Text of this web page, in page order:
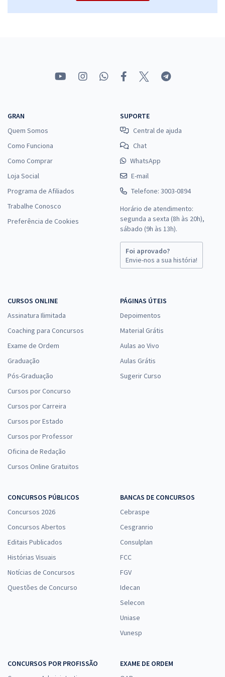
Economize R$ 39,96 (-20%)
DPE MS - Defensoria Pública do Estado de Mato Grosso do Sul -
R$23,33
Economize R$ 70,00 (-20%)
Comprar
DPE MS - Defensoria Pública do Estado de Mato Grosso do Sul -
Motorista I
19,99
DPE MS - Defensoria Pública do Estado de Mato Grosso do Sul -
Conhecimentos Básicos para os Cargos de Nível Superior
Técnico de Defensoria - Contábil
à vista
R$33,33
Comprar
DPE MS - Defensoria Pública do Estado de Mato Grosso do Sul -
25,99
Comprar
GRAN
Quem Somos
Como Funciona
Como Comprar
Loja Social
Programa de Afiliados
Trabalhe Conosco
Preferência de Cookies
SUPORTE
Central de ajuda
Chat
WhatsApp
E-mail
Telefone: 3003-0894
Horário de atendimento:
segunda a sexta (8h às 20h),
sábado (9h às 13h).
Foi aprovado?
Envie-nos a sua história!
CURSOS ONLINE
Assinatura Ilimitada
Coaching para Concursos
Exame de Ordem
Graduação
Pós-Graduação
Cursos por Concurso
Cursos por Carreira
Cursos por Estado
Cursos por Professor
Oficina de Redação
Cursos Online Gratuitos
PÁGINAS ÚTEIS
Depoimentos
Material Grátis
Aulas ao Vivo
Aulas Grátis
Sugerir Curso
CONCURSOS PÚBLICOS
Concursos 2026
Concursos Abertos
Editais Publicados
Histórias Visuais
Notícias de Concursos
Questões de Concurso
BANCAS DE CONCURSOS
Cebraspe
Cesgranrio
Consulplan
FCC
FGV
Idecan
Selecon
Uniase
Vunesp
CONCURSOS POR PROFISSÃO
EXAME DE ORDEM